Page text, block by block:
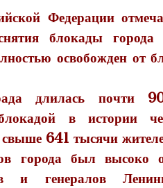
Федерации
блокады города
освобожден от
длилась почти
в истории
свыше 641 тысячи
города был высоко
и генералов